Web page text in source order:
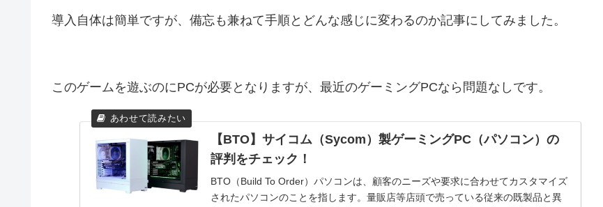
導入自体は簡単ですが、備忘も兼ねて手順とどんな感じに変わるのか記事にしてみました。
このゲームを遊ぶのにPCが必要となりますが、最近のゲーミングPCなら問題なしです。
【BTO】サイコム（Sycom）製ゲーミングPC（パソコン）の
評判をチェック！
BTO（Build To Order）パソコンは、顧客のニーズや要求に合わせてカスタマイズ
されたパソコンのことを指します。量販店等店頭で売っている従来の既製品と異